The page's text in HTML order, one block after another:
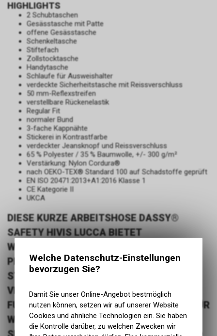
HIGHLIGHTS
2 Schubtaschen
Gesässtasche mit Patte
offene Gesässtasche
Schenkeltasche
Stiftefach
Zollstocktasche
Handytasche
Schlaufe für Ausweishalter
verdeckte Sicherheitstasche mit Reissverschluss
50 mm-Reflexstreifen
verstellbare Rückenelastik
Regular Fit
normaler Bund
3-fache Kappnähte
Stickerei in Kontrastfarbe
verdeckter Jeansknopf und Reissverschluss
65 % Polyester / 35 % Baumwolle, +/- 300 g/m²
Verstärkung: Nylon Cordura®
nach OEKO-TEX® Standard 100 auf Schadstoffe geprüft
EN ISO 20471:2013+A1:2016 Klasse 1
CE Kategorie II
UKCA
DIESE KURZE ARBEITSHOSE DASSY®
SAFETY HIVIS LUCCA BIETET
WARNSCHUTZKLASSE 1, VIELE
PRAKTISCHE TASCHEN UND EXTREM
STRAPAZIERFÄHIGE NYLON-CORDURA®-
VERSTÄRKUNGEN. SIE IST EINE
FUNKTIONELLE WARNSCHUTZ-SHORTS FÜR
WARME ARBEITSTAGE, AN DENEN
Welche Datenschutz-Einstellungen
bevorzugen Sie?
Damit Sie unser Online-Angebot bestmöglich
nutzen können, setzen wir auf unserer Website
Cookies und ähnliche Technologien ein. Sie haben
die Kontrolle darüber, zu welchen Zwecken wir